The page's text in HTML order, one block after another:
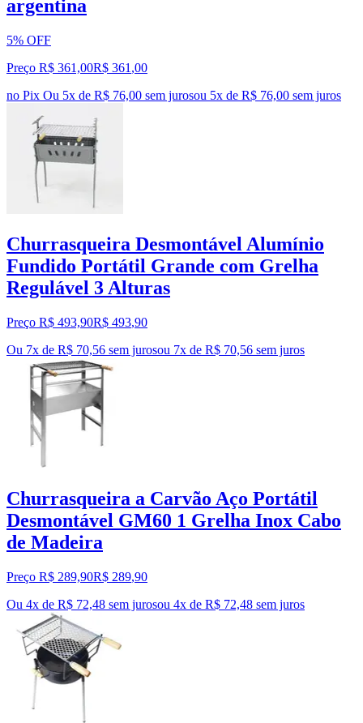
argentina
5% OFF
Preço R$ 361,00R$ 361 ,00
no Pix Ou 5x de R$ 76,00 sem jurosou 5x de R$ 76,00 sem juros
Churrasqueira Desmontável Alumínio
Fundido Portátil Grande com Grelha
Regulável 3 Alturas
Preço R$ 493,90R$ 493,90
Ou 7x de R$ 70,56 sem jurosou 7x de R$ 70,56 sem juros
Churrasqueira a Carvão Aço Portátil
Desmontável GM60 1 Grelha Inox Cabo
de Madeira
Preço R$ 289,90R$ 289,90
Ou 4x de R$ 72,48 sem jurosou 4x de R$ 72,48 sem juros